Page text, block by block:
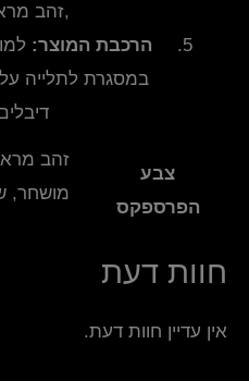
,זהב
הרכבת המוצר:
צבע
הפרספקס
זהב
מושחר,
חוות דעת
אין עדיין חוות דעת.